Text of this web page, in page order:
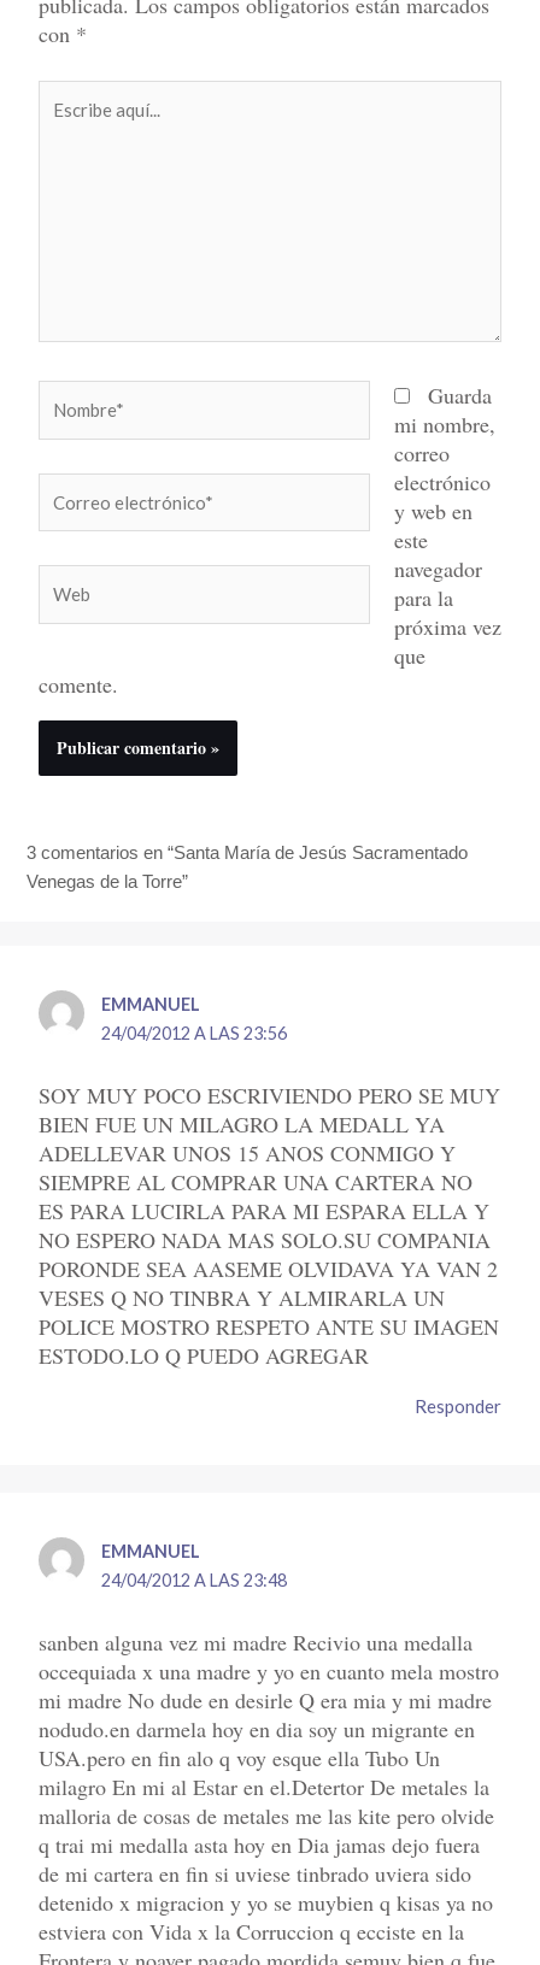
con *
aquí...
electrónico*
Guarda
mi nombre,
correo
electrónico
y web en
este
navegador
para la
próxima vez
que
comente.
3 comentarios en “Santa María de Jesús Sacramentado
Venegas de la Torre”
EMMANUEL
24/04/2012 A LAS 23:56
SOY MUY POCO ESCRIVIENDO PERO SE MUY
BIEN FUE UN MILAGRO LA MEDALL YA
ADELLEVAR UNOS 15 ANOS CONMIGO Y
SIEMPRE AL COMPRAR UNA CARTERA NO
ES PARA LUCIRLA PARA MI ESPARA ELLA Y
NO ESPERO NADA MAS SOLO.SU COMPANIA
PORONDE SEA AASEME OLVIDAVA YA VAN 2
VESES Q NO TINBRA Y ALMIRARLA UN
POLICE MOSTRO RESPETO ANTE SU IMAGEN
ESTODO.LO Q PUEDO AGREGAR
Responder
EMMANUEL
24/04/2012 A LAS 23:48
sanben alguna vez mi madre Recivio una medalla
occequiada x una madre y yo en cuanto mela mostro
mi madre No dude en desirle Q era mia y mi madre
nodudo.en darmela hoy en dia soy un migrante en
USA.pero en fin alo q voy esque ella Tubo Un
milagro En mi al Estar en el.Detertor De metales la
malloria de cosas de metales me las kite pero olvide
q trai mi medalla asta hoy en Dia jamas dejo fuera
de mi cartera en fin si uviese tinbrado uviera sido
detenido x migracion y yo se muybien q kisas ya no
estviera con Vida x la Corruccion q ecciste en la